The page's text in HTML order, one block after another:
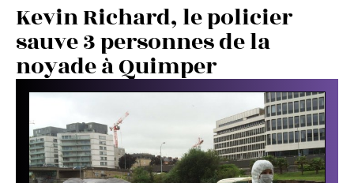
Kevin Richard, le policier
sauve 3 personnes de la
noyade à Quimper